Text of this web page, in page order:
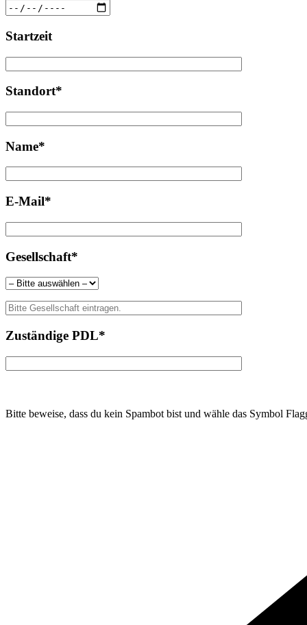
Startzeit
Standort*
Name*
E-Mail*
Gesellschaft*
Zuständige PDL*
Bitte beweise, dass du kein Spambot bist und wähle das Symbol